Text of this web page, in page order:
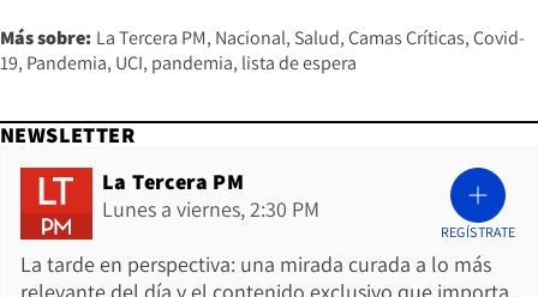
Más sobre: La Tercera PM Nacional Salud Camas Críticas Covid-
19 Pandemia UCI pandemia lista de espera
NEWSLETTER
La Tercera PM
Lunes a viernes, 2:30 PM
La tarde en perspectiva: una mirada curada a lo más
relevante del día y el contenido exclusivo que importa.
REGÍSTRATE